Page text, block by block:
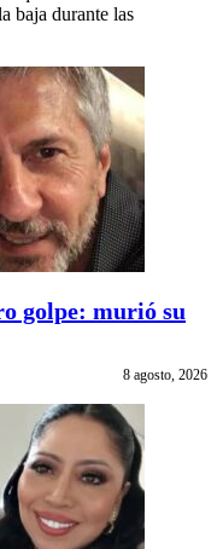
baja durante las
golpe: murió su
8 agosto, 2026